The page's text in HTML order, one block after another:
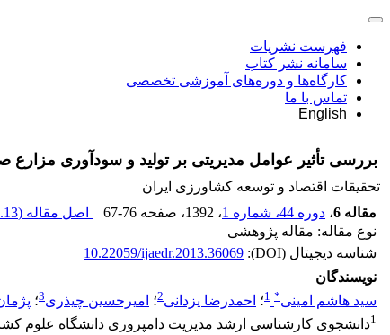
فهرست نشریات
سامانه نشر کتاب
کارگاه‌ها و دوره‌های آموزشی تخصصی
تماس با ما
English
بررسی تأثیر عوامل مدیریتی بر تولید و سودآوری
تحقیقات اقتصاد و توسعه کشاورزی ایران
مقاله 6
، دوره 44، شماره 1 ، 1392 ، صفحه 67-76 اصل مقاله (K
نوع مقاله: مقاله پژوهشی
شناسه دیجیتال (DOI):
10.22059/ijaedr.2013.36069
نویسندگان
سید هاشم امینی*
1؛ احمدرضا یزدانی2؛ امیرحسین چیذری3؛
1دانشجوی کارشناسی ارشد مدیریت دامپروری دانشگاه علوم